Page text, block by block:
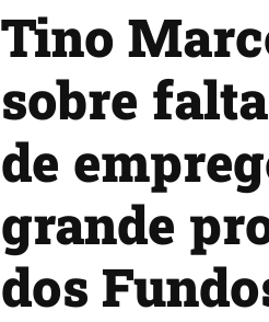
Tino
sobre
de
grande
dos